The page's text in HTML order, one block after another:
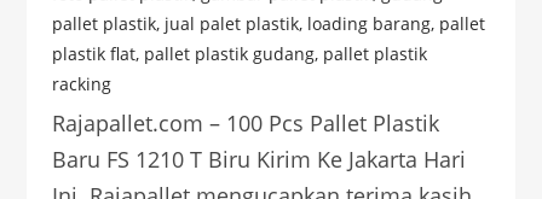
pallet plastik, jual palet plastik, loading barang, pallet
plastik flat, pallet plastik gudang, pallet plastik
racking
Rajapallet.com – 100 Pcs Pallet Plastik
Baru FS 1210 T Biru Kirim Ke Jakarta Hari